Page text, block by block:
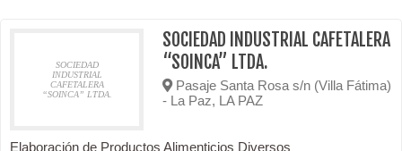
SOCIEDAD
INDUSTRIAL
CAFETALERA
“SOINCA” LTDA.
SOCIEDAD INDUSTRIAL CAFETALERA
“SOINCA” LTDA.
Pasaje Santa Rosa s/n (Villa Fátima)
- La Paz, LA PAZ
Elaboración de Productos Alimenticios Diversos